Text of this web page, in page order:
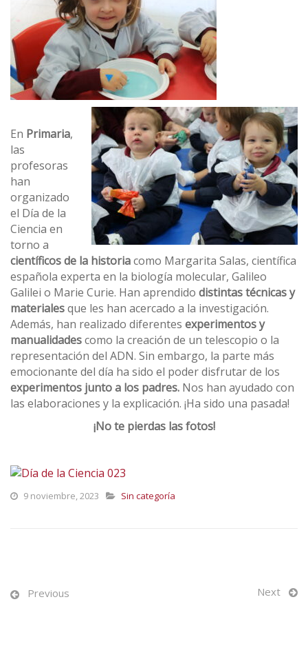
En Primaria,
las
profesoras
han
organizado
el Día de la
Ciencia en
torno a
científicos de la historiacomo Margarita Salas, científica
española experta en la biología molecular, Galileo
Galilei o Marie Curie. Han aprendido distintas técnicas y
materialesque les han acercado a la investigación.
Además, han realizado diferentes experimentos y
manualidadescomo la creación de un telescopio o la
representación del ADN. Sin embargo, la parte más
emocionante del día ha sido el poder disfrutar de los
experimentos junto a los padres. Nos han ayudado con
las elaboraciones y la explicación. ¡Ha sido una pasada!
¡No te pierdas las fotos!
9 noviembre, 2023 Sin categoría
Previous Next